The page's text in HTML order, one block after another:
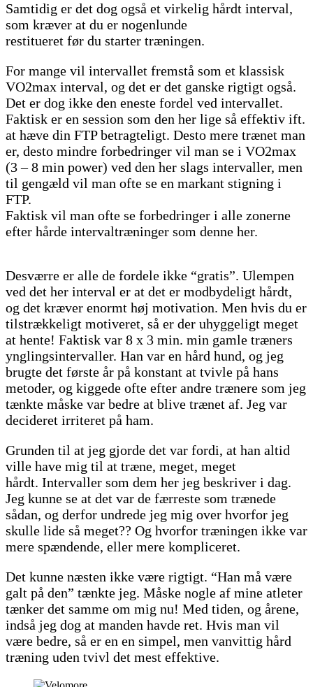
Samtidig er det dog også et virkelig hårdt interval,
som kræver at du er nogenlunde
restitueret før du starter træningen.
For mange vil intervallet fremstå som et klassisk
VO2max interval, og det er det ganske rigtigt også.
Det er dog ikke den eneste fordel ved intervallet.
Faktisk er en session som den her lige så effektiv ift.
at hæve din FTP betragteligt. Desto mere trænet man
er, desto mindre forbedringer vil man se i VO2max
(3 – 8 min power) ved den her slags intervaller, men
til gengæld vil man ofte se en markant stigning i
FTP.
Faktisk vil man ofte se forbedringer i alle zonerne
efter hårde intervaltræninger som denne her.
Desværre er alle de fordele ikke “gratis”. Ulempen
ved det her interval er at det er modbydeligt hårdt,
og det kræver enormt høj motivation. Men hvis du er
tilstrækkeligt motiveret, så er der uhyggeligt meget
at hente! Faktisk var 8 x 3 min. min gamle træners
ynglingsintervaller. Han var en hård hund, og jeg
brugte det første år på konstant at tvivle på hans
metoder, og kiggede ofte efter andre trænere som jeg
tænkte måske var bedre at blive trænet af. Jeg var
decideret irriteret på ham.
Grunden til at jeg gjorde det var fordi, at han altid
ville have mig til at træne, meget, meget
hårdt. Intervaller som dem her jeg beskriver i dag.
Jeg kunne se at det var de færreste som trænede
sådan, og derfor undrede jeg mig over hvorfor jeg
skulle lide så meget?? Og hvorfor træningen ikke var
mere spændende, eller mere kompliceret.
Det kunne næsten ikke være rigtigt. “Han må være
galt på den” tænkte jeg. Måske nogle af mine atleter
tænker det samme om mig nu! Med tiden, og årene,
indså jeg dog at manden havde ret. Hvis man vil
være bedre, så er en en simpel, men vanvittig hård
træning uden tvivl det mest effektive.